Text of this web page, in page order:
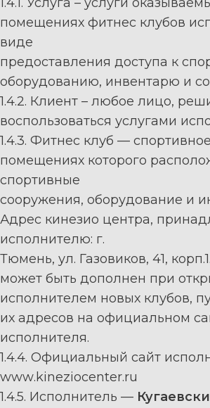
помещениях фитнес клубов
виде
предоставления доступа к
оборудованию, инвентарю и
1.4.2. Клиент – любое лицо,
воспользоваться услугами
1.4.3. Фитнес клуб —
помещениях которого
спортивные
сооружения, оборудование и
Адрес кинезио центра,
исполнителю: г.
Тюмень, ул. Газовиков, 41, корп.1
может быть дополнен при
исполнителем новых клубов,
их адресов на официальном
исполнителя.
1.4.4. Официальный сайт
www.kineziocenter.ru
1.4.5. Исполнитель —